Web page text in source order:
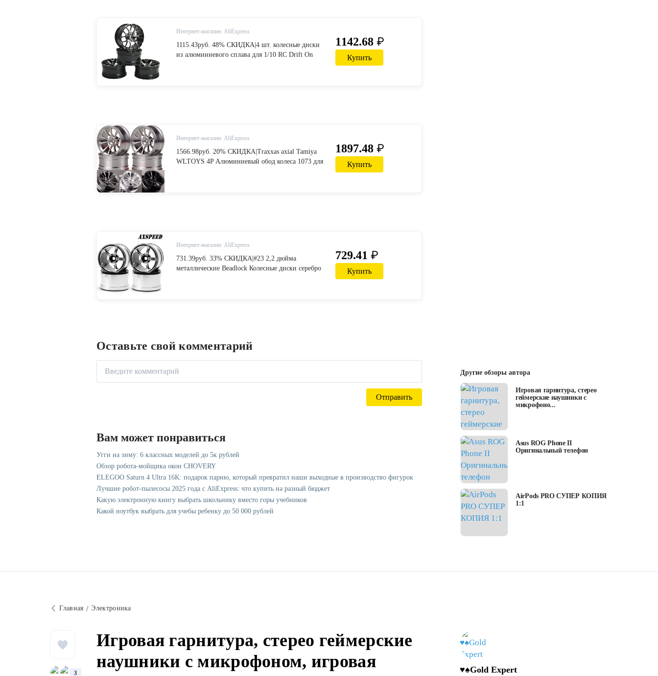
Интернет-магазин: AliExpress
1115.43руб. 48% СКИДКА|4 шт. колесные диски
из алюминиевого сплава для 1/10 RC Drift On
1142.68 ₽
Купить
Интернет-магазин: AliExpress
1566.98руб. 20% СКИДКА|Traxxas axial Tamiya
WLTOYS 4P Алюминиевый обод колеса 1073 для
1897.48 ₽
Купить
Интернет-магазин: AliExpress
731.39руб. 33% СКИДКА|#23 2,2 дюйма
металлические Beadlock Колесные диски серебро
729.41 ₽
Купить
Оставьте свой комментарий
Вам может понравиться
Угги на зиму: 6 классных моделей до 5к рублей
Обзор робота-мойщика окон CHOVERY
ELEGOO Saturn 4 Ultra 16K: подарок парню, который превратил наши выходные в производство фигурок
Лучшие робот-пылесосы 2025 года с AliExpress: что купить на разный бюджет
Какую электронную книгу выбрать школьнику вместо горы учебников
Какой ноутбук выбрать для учебы ребенку до 50 000 рублей
Другие обзоры автора
Игровая гарнитура, стерео
геймерские наушники с
микрофоно...
Asus ROG Phone II
Оригинальный телефон
AirPods PRO СУПЕР КОПИЯ
1:1
Главная Электроника
3
Игровая гарнитура, стерео геймерские
наушники с микрофоном, игровая
♥♠Gold Expert